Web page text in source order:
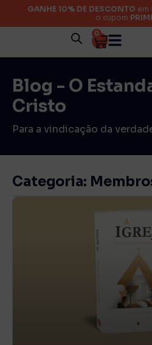
GANHE 10% DE DESCONTO em
o cupom
0
Blog - O
Cristo
Para a vindicação da
Categoria: